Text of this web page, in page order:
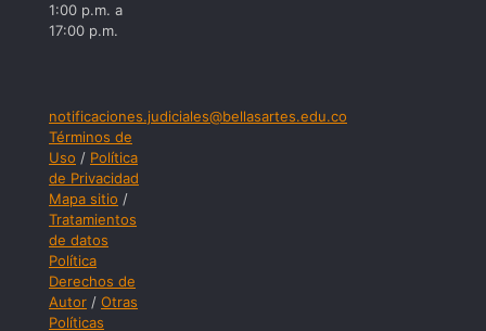
1:00 p.m. a
17:00 p.m.
notificaciones.judiciales@bellasartes.edu.co
Términos de
Uso / Política
de Privacidad
Mapa sitio /
Tratamientos
de datos
Política
Derechos de
Autor / Otras
Políticas